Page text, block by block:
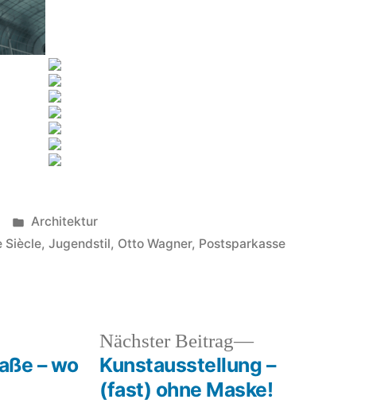
Veröffentlicht
in
Architektur
Siècle,Jugendstil, Otto Wagner, Postsparkasse
– wo
Nächster Beitrag
Nächster
Beitrag:
Kunstausstellung –
(fast) ohne Maske!